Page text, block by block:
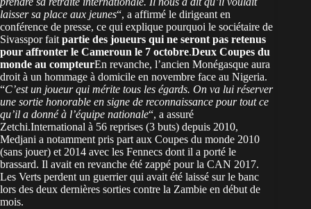
laisser sa place aux jeunes“, a affirmé le dirigeant en
conférence de presse, ce qui explique pourquoi le sociétaire de
Sivasspor fait partie des joueurs qui ne seront pas retenus
pour affronter le Cameroun le 7 octobre.Deux Coupes du
monde au compteurEn revanche, l’ancien Monégasque aura
droit à un hommage à domicile en novembre face au Nigeria.
“C’est un joueur qui mérite tous les égards. On va lui réserver
une sortie honorable en signe de reconnaissance pour tout ce
qu’il a donné à l’équipe nationale“, a assuré
Zetchi.International à 56 reprises (3 buts) depuis 2010,
Medjani a notamment pris part aux Coupes du monde 2010
(sans jouer) et 2014 avec les Fennecs dont il a porté le
brassard. Il avait en revanche été zappé pour la CAN 2017.
Les Verts perdent un guerrier qui avait été laissé sur le banc
lors des deux dernières sorties contre la Zambie en début de
mois.